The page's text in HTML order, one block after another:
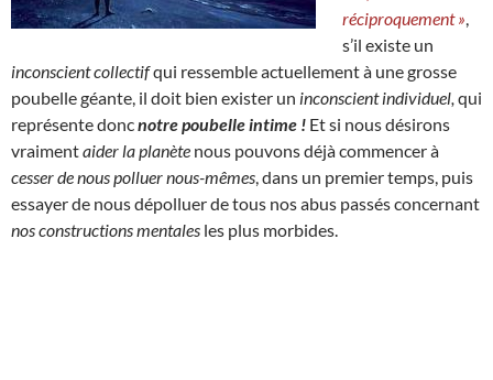
réciproquement »
s’il existe un
inconscient collectifqui ressemble actuellement à une grosse
poubelle géante, il doit bien exister un inconscient individuel, qui
représente doncnotre poubelle intime ! Et si nous désirons
vraimentaider la planète nous pouvons déjà commencer à
cesser de nous polluer nous-mêmes , dans un premier temps, puis
essayer de nous dépolluer de tous nos abus passés concernant
nos constructions mentales les plus morbides.